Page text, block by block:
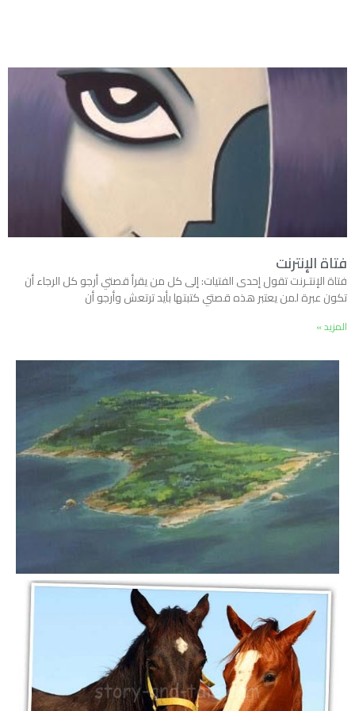
فتاة الإنترنت
فتاة الإنتـرنت تقول إحدى الفتيات: إلى كل من يقرأ قصتي أرجو كل الرجاء أن
تكون عبرة لمن يعتبر هذه قصتي كتبتها بأيد ترتعش وأرجو أن
المزيد »